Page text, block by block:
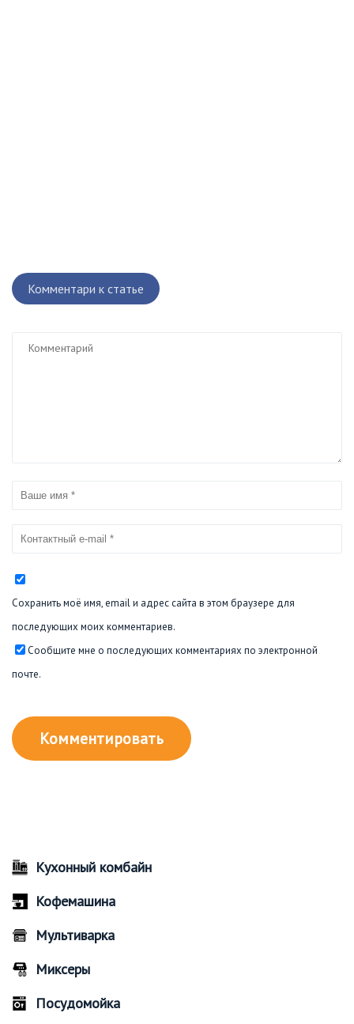
Комментари к статье
Сохранить моё имя, email и адрес сайта в этом браузере для
последующих моих комментариев.
Сообщите мне о последующих комментариях по электронной
почте.
Кухонный комбайн
Кофемашина
Мультиварка
Миксеры
Посудомойка